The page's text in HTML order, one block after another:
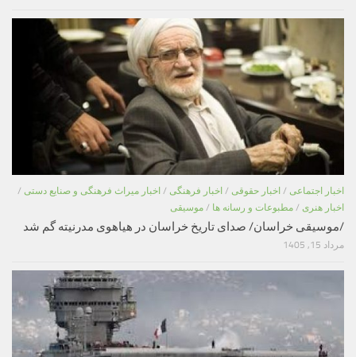
اخبار اجتماعی / اخبار حقوقی / اخبار فرهنگی / اخبار میراث فرهنگی و صنایع دستی /
اخبار هنری / مطبوعات و رسانه ها / موسیقی
/موسیقی خراسان/ صدای تاریخ خراسان در هیاهوی مدرنیته گم شد
مرداد 15, 1405